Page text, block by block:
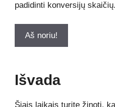
padidinti konversijų skaičių.
Aš noriu!
Išvada
Šiais laikais turite žinoti,